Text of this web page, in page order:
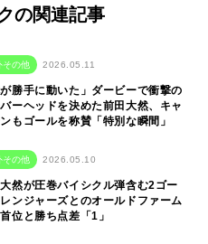
の関連記事
その他 2026.05.11
が勝手に動いた」ダービーで衝撃の
ーヘッドを決めた前田大然、キャ
もゴールを称賛「特別な瞬間」
その他 2026.05.10
然が圧巻バイシクル弾含む2ゴー
ンジャーズとのオールドファーム
位と勝ち点差「1」